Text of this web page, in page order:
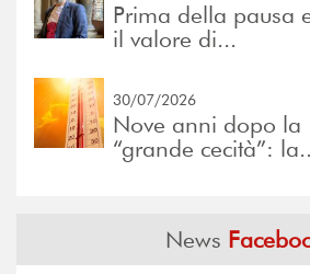
Prima della pausa
il valore di...
30/07/2026
Nove anni dopo la
“grande cecità”:
News